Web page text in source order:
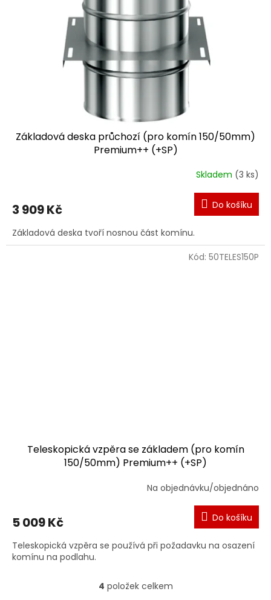
Základová deska průchozí (pro komín 150/50mm)
Premium++ (+SP)
Skladem (3 ks)
3 909 Kč Do košíku
Základová deska tvoří nosnou část komínu.
Teleskopická vzpěra se základem (pro komín
150/50mm) Premium++ (+SP)
Na objednávku/objednáno
5 009 Kč Do košíku
Teleskopická vzpěra se používá při požadavku na osazení
komínu na podlahu.
Kód: 50TELES150P
O
4 položek celkem